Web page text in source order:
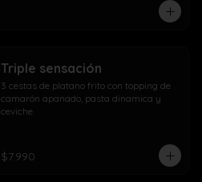
Triple sensación
3 cestas de platano frito con topping de
camarón apanado, pasta dinamica y
ceviche
$7.990